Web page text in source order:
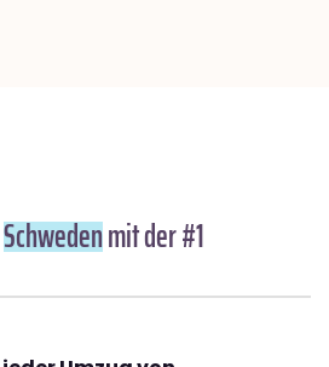
Schwedenmit der #1